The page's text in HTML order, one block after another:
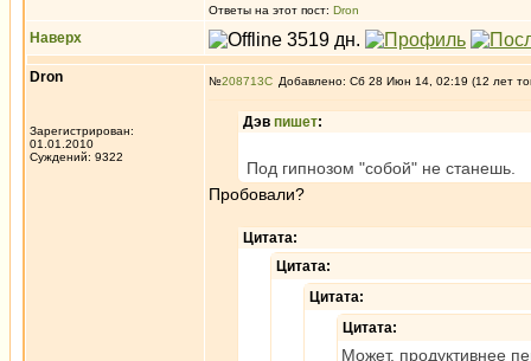
Ответы на этот пост: Dron
Наверх
Dron
Зарегистрирован:
01.01.2010
Суждений: 9322
№208713 Добавлено: Сб 28 Июн 14, 02:19 (12 лет
Дэв пишет:
Под гипнозом "собой" не станешь.
Пробовали?
Цитата:
Цитата:
Цитата:
Цитата:
Может, продуктивнее